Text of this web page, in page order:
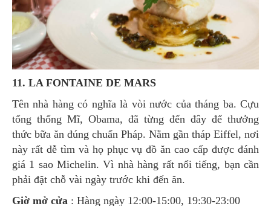
11. LA FONTAINE DE MARS
Tên nhà hàng có nghĩa là vòi nước của tháng ba. Cựu
tổng thống Mĩ, Obama, đã từng đến đây để thưởng
thức bữa ăn đúng chuẩn Pháp. Nằm gần tháp Eiffel, nơi
này rất dễ tìm và họ phục vụ đồ ăn cao cấp được đánh
giá 1 sao Michelin. Vì nhà hàng rất nổi tiếng, bạn cần
phải đặt chỗ vài ngày trước khi đến ăn.
Giờ mở cửa : Hàng ngày 12:00-15:00, 19:30-23:00